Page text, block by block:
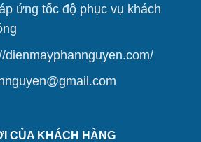
ứng tốc độ phục vụ khách
dienmayphannguyen.com/
CỦA KHÁCH HÀNG